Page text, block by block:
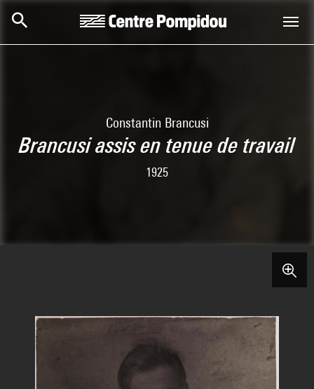
Constantin Brancusi
Brancusi assis en tenue de travail
1925